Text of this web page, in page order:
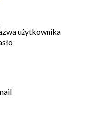
użytkownika